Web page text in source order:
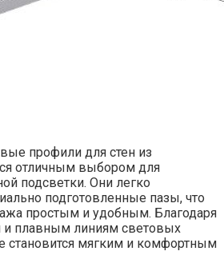
профили для стен из
отличным выбором для
подсветки. Они легко
подготовленные пазы, что
простым и удобным. Благодаря
и плавным линиям световых
становится мягким и комфортным